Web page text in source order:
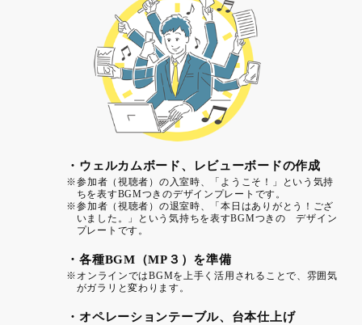
・ウェルカムボード、レビューボードの作成
※参加者（視聴者）の入室時、「ようこそ！」という気持
ちを表すBGMつきのデザインプレートです。
※参加者（視聴者）の退室時、「本日はありがとう！ござ
いました。」という気持ちを表すBGMつきの デザイン
プレートです。
・各種BGM（MP３）を準備
※オンラインではBGMを上手く活用されることで、雰囲気
がガラリと変わります。
・オペレーションテーブル、台本仕上げ